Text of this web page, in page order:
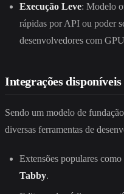
Execução Leve: Modelo
rápidas por API ou poder
desenvolvedores com
Integrações disponíveis
Sendo um modelo de
diversas ferramentas de
Extensões populares como
Tabby.